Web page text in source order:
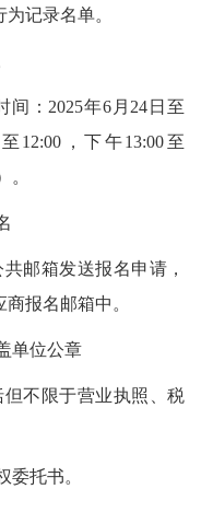
记录名单。
：2025年6月24日至
12:00，下午13:00至
。
邮箱发送报名申请，
报名邮箱中。
单位公章
但不限于营业执照、税
委托书。